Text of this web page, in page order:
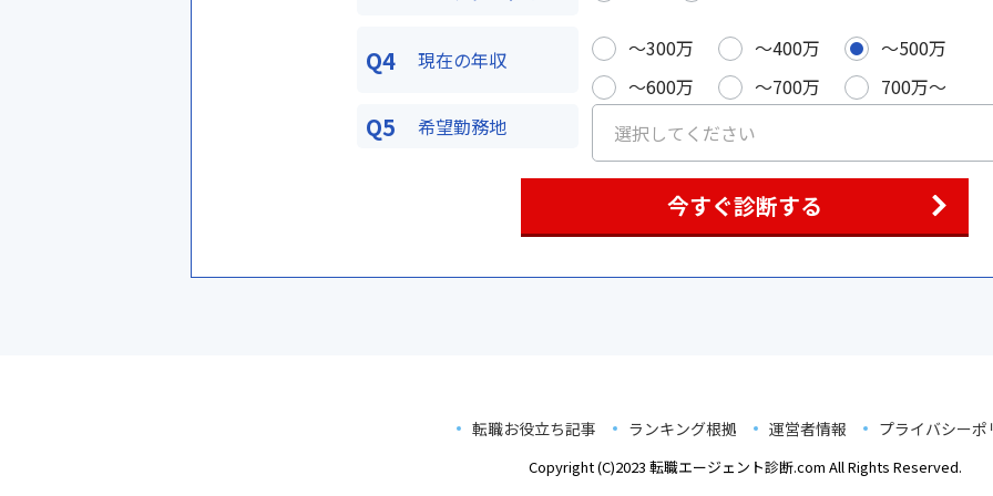
Q4 現在の年収 〜300万 〜400万
〜500万
〜600万
〜700万 700万〜
Q5 希望勤務地
今すぐ診断する
転職お役立ち記事 ランキング根拠 運営者情報 プライバシーポ
Copyright (C)2023 転職エージェント診断.com All Rights Reserved.